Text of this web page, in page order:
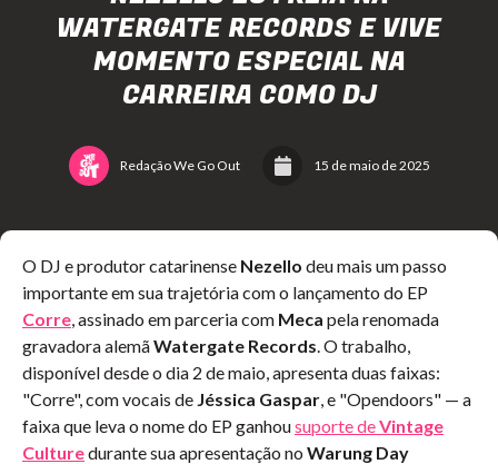
WATERGATE RECORDS E VIVE
MOMENTO ESPECIAL NA
CARREIRA COMO DJ
Redação We Go Out 15 de maio de 2025
O DJ e produtor catarinense Nezello deu mais um passo
importante em sua trajetória com o lançamento do EP
Corre, assinado em parceria com Meca pela renomada
gravadora alemãWatergate Records. O trabalho,
disponível desde o dia 2 de maio, apresenta duas faixas:
"Corre", com vocais de Jéssica Gaspar, e "Opendoors" — a
faixa que leva o nome do EP ganhousuporte deVintage
Culturedurante sua apresentação no Warung Day